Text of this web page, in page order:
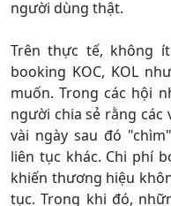
người dùng thật.
Trên thực tế, không
booking KOC, KOL
muốn. Trong các hội
người chia sẻ rằng các
vài ngày sau đó
liên tục khác. Chi phí
khiến thương hiệu
tục. Trong khi đó,